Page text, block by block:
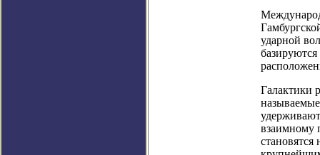
ударной
Галактики
взаимному